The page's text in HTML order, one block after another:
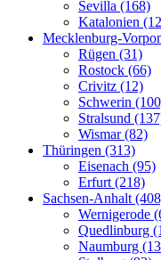
Sevilla (168)
Katalonien
Mecklenburg-
Rügen (31)
Rostock (66)
Crivitz (12)
Schwerin
Stralsund
Wismar (82)
Thüringen (313)
Eisenach (95)
Erfurt (218)
Sachsen-Anhalt
Wernigerode
Quedlinburg
Naumburg